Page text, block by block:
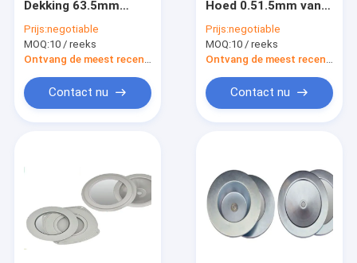
De Filter van de metaalvezel
De Filter die van de autolucht Machine maken
Oliefilter die Machine maken
Metaal Decoratief Netwerk
Vouwbare Draad Mesh Cage
Dekking 63.5mm
Goedgekeurde RoHs
van de
Bovenkledingsfilter
Prijs:negotiable
MOQ:10 / reeks
Ontvang de meest recente Prijs
Contact nu
Hoed 0.51.5mm van
antivingerafdruk
Prijs:negotiable
MOQ:10 / reeks
Ontvang de meest recente Prijs
Contact nu